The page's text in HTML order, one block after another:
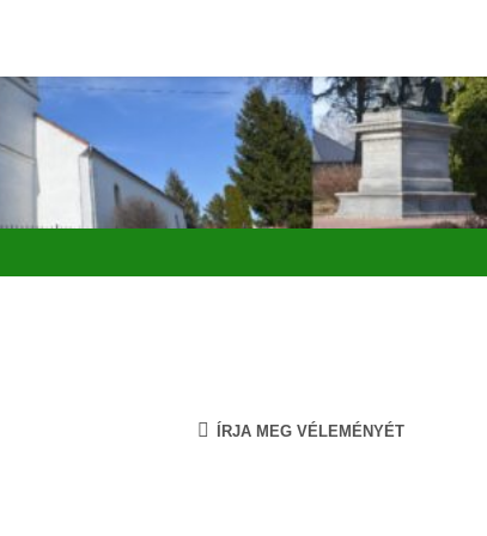
ÍRJA MEG VÉLEMÉNYÉT